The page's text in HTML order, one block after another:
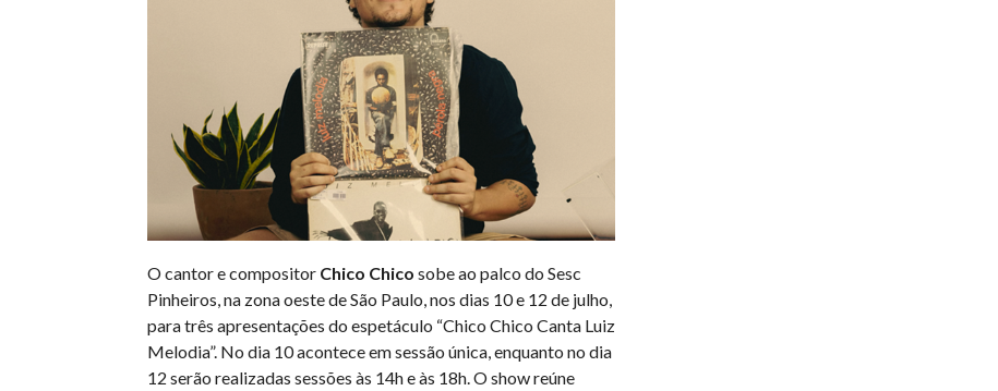
O cantor e compositor Chico Chico sobe ao palco do Sesc
Pinheiros, na zona oeste de São Paulo, nos dias 10 e 12 de julho,
para três apresentações do espetáculo “Chico Chico Canta Luiz
Melodia”. No dia 10 acontece em sessão única, enquanto no dia
12 serão realizadas sessões às 14h e às 18h. O show reúne